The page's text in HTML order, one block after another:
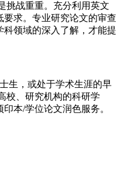
挑战重重。充分利用英文
求。专业研究论文的审查
领域的深入了解，才能提
生，或处于学术生涯的早
校、研究机构的科研学
本/学位论文润色服务。